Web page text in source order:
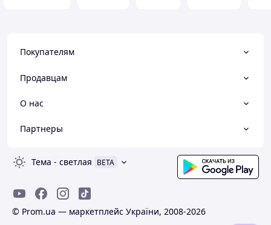
Покупателям
Продавцам
О нас
Партнеры
Тема - светлая BETA
© Prom.ua — маркетплейс України, 2008-2026